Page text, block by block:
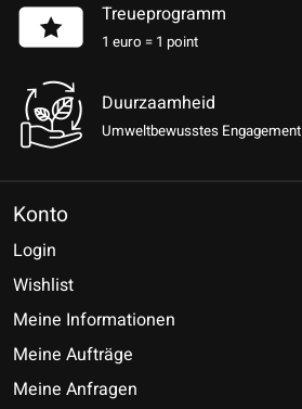
Treueprogramm
1 euro = 1 point
Duurzaamheid
Umweltbewusstes Engagement
Konto
Login
Wishlist
Meine Informationen
Meine Aufträge
Meine Anfragen